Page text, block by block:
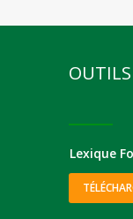
OUTILS
Lexique